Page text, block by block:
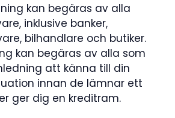
kan begäras av alla
inklusive banker,
bilhandlare och butiker.
kan begäras av alla som
att känna till din
innan de lämnar ett
ger dig en kreditram.